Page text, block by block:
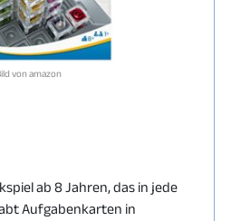
von amazon
ab 8 Jahren, das in jede
Aufgabenkarten in